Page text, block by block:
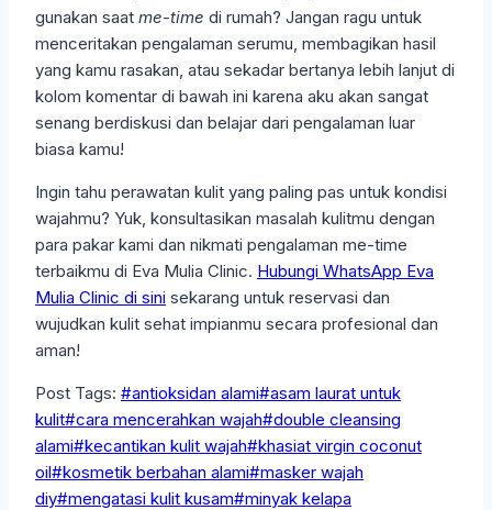
gunakan saat me-time di rumah? Jangan ragu untuk
menceritakan pengalaman serumu, membagikan hasil
yang kamu rasakan, atau sekadar bertanya lebih lanjut di
kolom komentar di bawah ini karena aku akan sangat
senang berdiskusi dan belajar dari pengalaman luar
biasa kamu!
Ingin tahu perawatan kulit yang paling pas untuk kondisi
wajahmu? Yuk, konsultasikan masalah kulitmu dengan
para pakar kami dan nikmati pengalaman me-time
terbaikmu di Eva Mulia Clinic. Hubungi WhatsApp Eva
Mulia Clinic di sini sekarang untuk reservasi dan
wujudkan kulit sehat impianmu secara profesional dan
aman!
Post Tags: #antioksidan alami#asam laurat untuk
kulit#cara mencerahkan wajah#double cleansing
alami#kecantikan kulit wajah#khasiat virgin coconut
oil#kosmetik berbahan alami#masker wajah
diy#mengatasi kulit kusam#minyak kelapa